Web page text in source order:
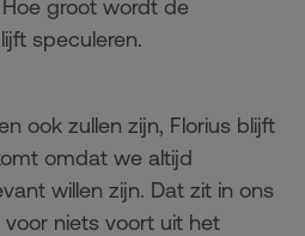
groot wordt de
speculeren.
ook zullen zijn, Florius blijft
omdat we altijd
willen zijn. Dat zit in ons
voor niets voort uit het